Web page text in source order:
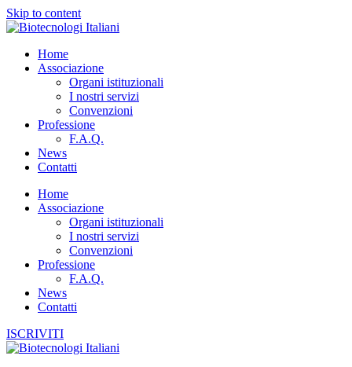
Skip to content
Home
Associazione
Organi istituzionali
I nostri servizi
Convenzioni
Professione
F.A.Q.
News
Contatti
Home
Associazione
Organi istituzionali
I nostri servizi
Convenzioni
Professione
F.A.Q.
News
Contatti
ISCRIVITI